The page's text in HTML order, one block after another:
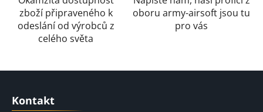
zboží připraveného k
odeslání od výrobců z
celého světa
oboru army-airsoft jsou tu
pro vás
Z
Kontakt